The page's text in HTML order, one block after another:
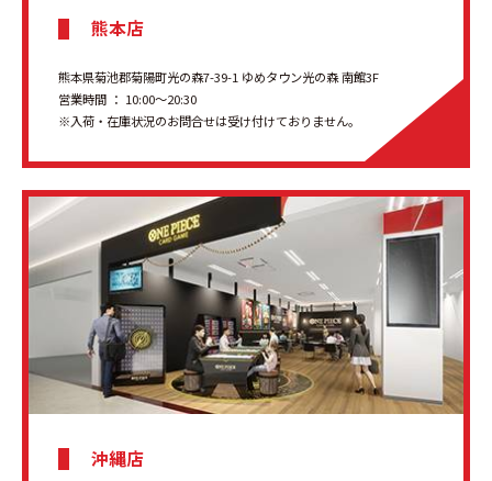
熊本店
熊本県菊池郡菊陽町光の森7-39-1 ゆめタウン光の森 南館3F
営業時間 ： 10:00〜20:30
※入荷・在庫状況のお問合せは受け付けておりません。
沖縄店